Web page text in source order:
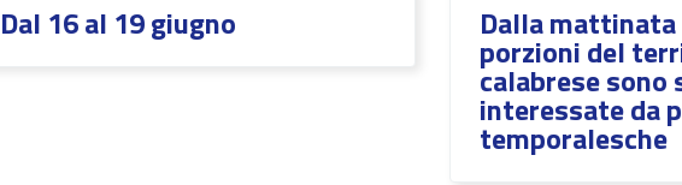
Dal 16 al 19 giugno Dalla
porzioni del
calabrese sono
interessate da
temporalesche